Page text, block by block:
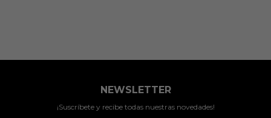
NEWSLETTER
¡Suscríbete y recibe todas nuestras novedades!